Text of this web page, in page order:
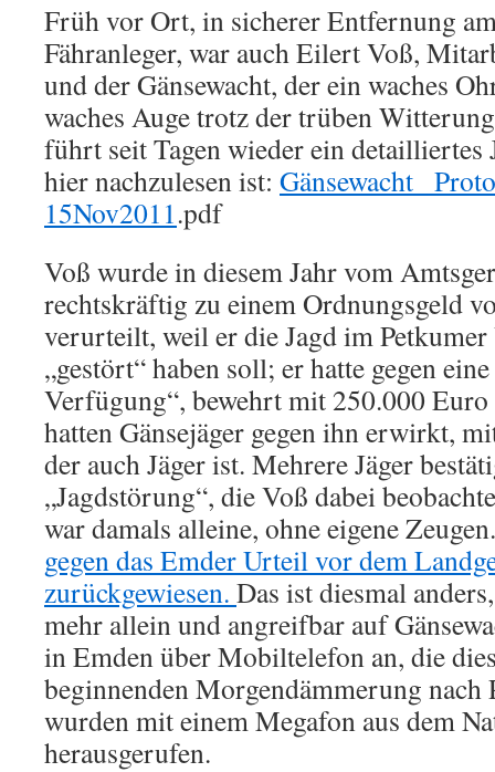
Früh vor Ort, in sicherer Entfernung
Fähranleger, war auch Eilert Voß,
und der Gänsewacht, der ein waches
waches Auge trotz der trüben
führt seit Tagen wieder ein detailliertes
hier nachzulesen ist: Gänsewacht_
15Nov2011.pdf
Voß wurde in diesem Jahr vom
rechtskräftig zu einem Ordnungsgeld
verurteilt, weil er die Jagd im
„gestört“ haben soll; er hatte gegen
Verfügung“, bewehrt mit 250.000
hatten Gänsejäger gegen ihn erwirkt,
der auch Jäger ist. Mehrere Jäger
„Jagdstörung“, die Voß dabei
war damals alleine, ohne eigene
gegen das Emder Urteil vor dem
zurückgewiesen. Das ist diesmal
mehr allein und angreifbar auf
in Emden über Mobiltelefon an, die
beginnenden Morgendämmerung nach
wurden mit einem Megafon aus dem
herausgerufen.